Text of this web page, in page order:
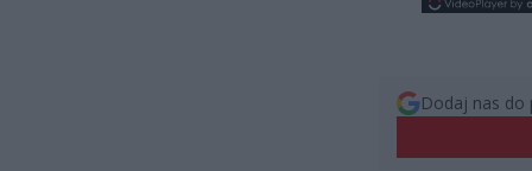
Dodaj nas do